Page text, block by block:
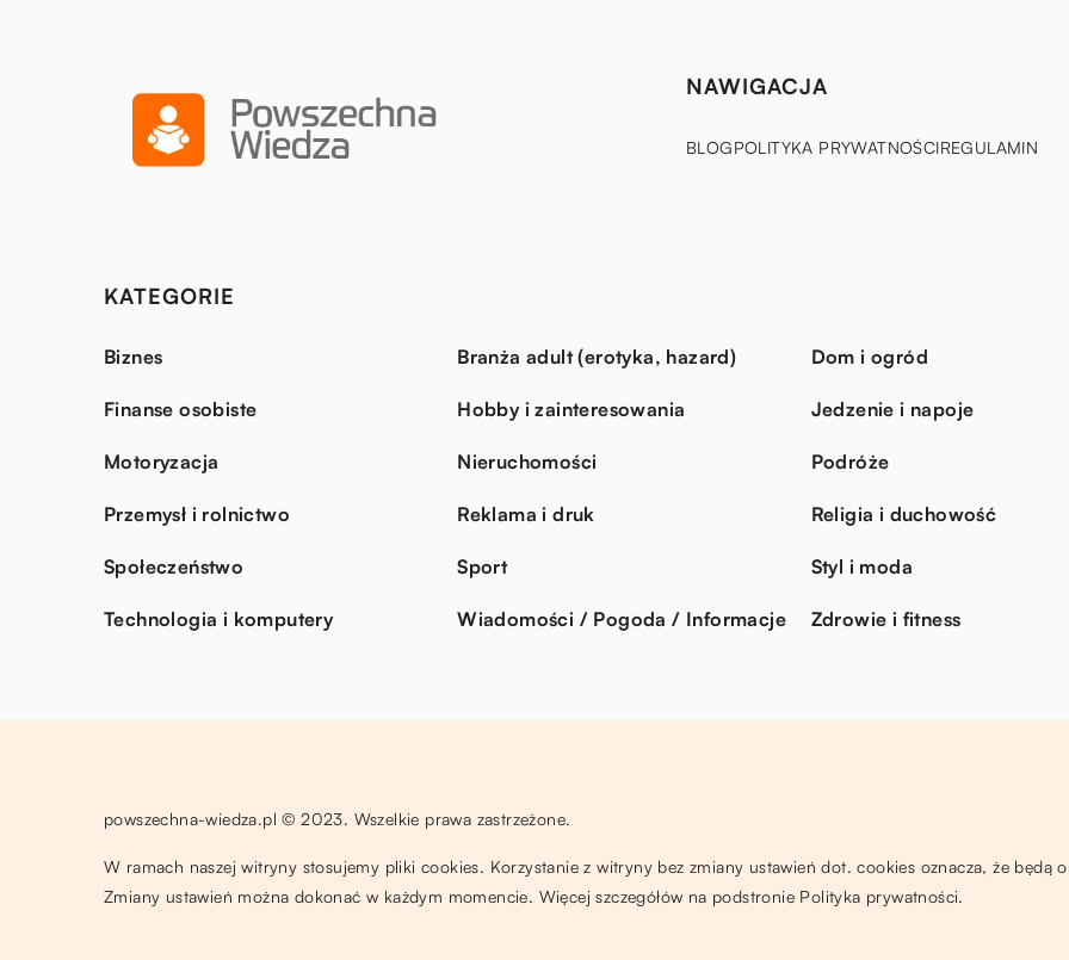
NAWIGACJA
BLOGPOLITYKA PRYWATNOŚCIREGULAMIN
KATEGORIE
Biznes Branża adult (erotyka, hazard) Dom i ogród
Finanse osobiste Hobby i zainteresowania Jedzenie i napoje
Motoryzacja Nieruchomości Podróże
Przemysł i rolnictwo Reklama i druk Religia i duchowość
Społeczeństwo Sport Styl i moda
Technologia i komputery Wiadomości / Pogoda / Informacje Zdrowie i fitness
powszechna-wiedza.pl © 2023. Wszelkie prawa zastrzeżone.
W ramach naszej witryny stosujemy pliki cookies. Korzystanie z witryny bez zmiany ustawień dot. cookies oznacza, że będą
Zmiany ustawień można dokonać w każdym momencie. Więcej szczegółów na podstronie Polityka prywatności.